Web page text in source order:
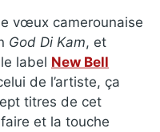
vœux camerounaise
God Di Kam, et
label New Bell
de l’artiste, ça
titres de cet
et la touche